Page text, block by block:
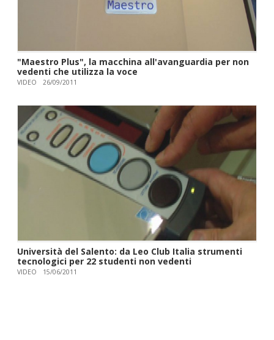
"Maestro Plus", la macchina all'avanguardia per non
vedenti che utilizza la voce
VIDEO 26/09/2011
Università del Salento: da Leo Club Italia strumenti
tecnologici per 22 studenti non vedenti
VIDEO 15/06/2011